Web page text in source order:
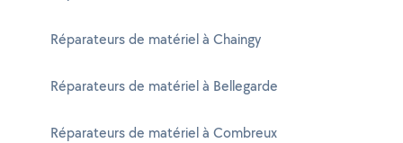
Réparateurs de matériel à Chaingy
Réparateurs de matériel à Bellegarde
Réparateurs de matériel à Combreux